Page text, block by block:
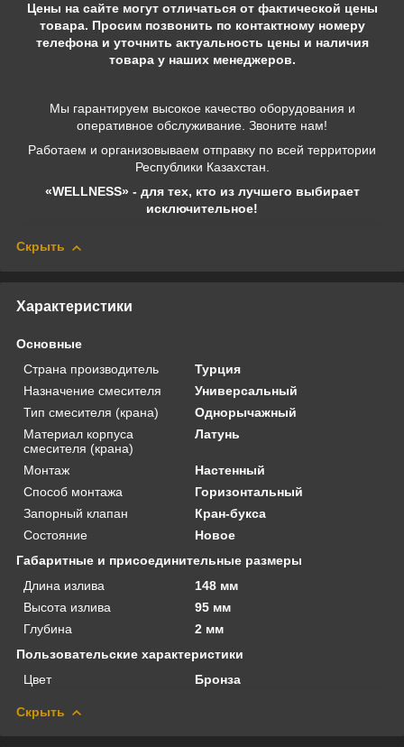
Цены на сайте могут отличаться от фактической цены
товара. Просим позвонить по контактному номеру
телефона и уточнить актуальность цены и наличия
товара у наших менеджеров.
Мы гарантируем высокое качество оборудования и
оперативное обслуживание. Звоните нам!
Работаем и организовываем отправку по всей территории
Республики Казахстан.
«WELLNESS» - для тех, кто из лучшего выбирает
исключительное!
Скрыть
Характеристики
Основные
Страна производитель
Турция
Назначение смесителя
Универсальный
Тип смесителя (крана)
Однорычажный
Материал корпуса
смесителя (крана)
Латунь
Монтаж
Настенный
Способ монтажа
Горизонтальный
Запорный клапан
Кран-букса
Состояние
Новое
Габаритные и присоединительные размеры
Длина излива
148 мм
Высота излива
95 мм
Глубина
2 мм
Пользовательские характеристики
Цвет
Бронза
Скрыть